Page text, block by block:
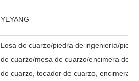
YEYANG
Losa de cuarzo/piedra de ingeniería/
de cuarzo/mesa de cuarzo/encimera de
de cuarzo, tocador de cuarzo, encimera